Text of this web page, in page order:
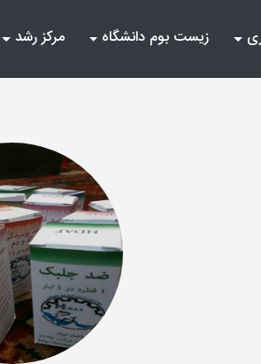
زیست بوم دانشگاه مرکز رشد